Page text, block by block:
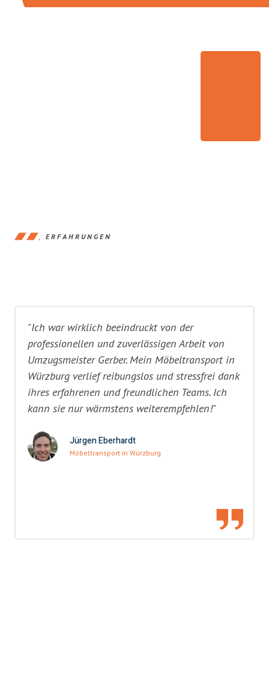
ERFAHRUNGEN
"Ich war wirklich beeindruckt von der
professionellen und zuverlässigen Arbeit von
Umzugsmeister Gerber. Mein Möbeltransport in
Würzburg verlief reibungslos und stressfrei dank
ihres erfahrenen und freundlichen Teams. Ich
kann sie nur wärmstens weiterempfehlen!"
Jürgen Eberhardt
Möbeltransport in Würzburg